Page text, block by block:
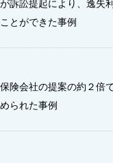
訴訟提起により、逸失
とができた事例
険会社の提案の約２倍
られた事例